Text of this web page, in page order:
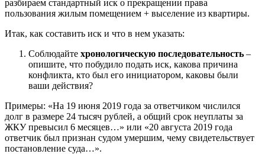
разбираем стандартный иск о прекращении права
пользования жилым помещением + выселение из квартиры.
Итак, как составить иск и что в нем указать:
Соблюдайте хронологическую последовательность –
опишите, что побудило подать иск, какова причина
конфликта, кто был его инициатором, каковы были
ваши действия?
Примеры: «На 19 июня 2019 года за ответчиком числился
долг в размере 24 тысяч рублей, а общий срок неуплаты за
ЖКУ превысил 6 месяцев…» или «20 августа 2019 года
ответчик был признан судом умершим, чему свидетельствует
постановление суда…».